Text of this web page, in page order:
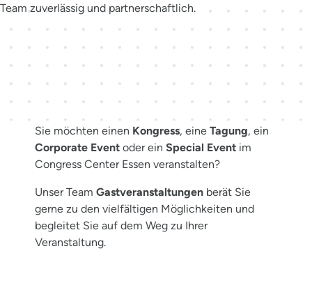
Team zuverlässig und partnerschaftlich.
Der richtige Ansprechpartner
für Ihr Event
Sie möchten einen Kongress, eine Tagung, ein
Corporate Event oder ein Special Event im
Congress Center Essen veranstalten?
Unser Team Gastveranstaltungen berät Sie
gerne zu den vielfältigen Möglichkeiten und
begleitet Sie auf dem Weg zu Ihrer
Veranstaltung.